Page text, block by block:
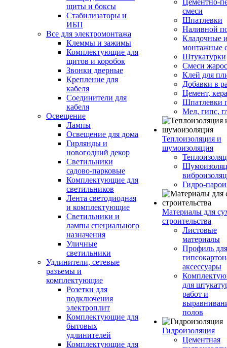
щиты и боксы
Стабилизаторы и
ИБП
Все для электромонтажа
Клеммы и зажимы
Комплектующие для
щитов и коробок
Звонки дверные
Крепление для
кабеля
Соединители для
кабеля
Освещение
Лампы
Освещение для дома
Гирлянды и
новогодний декор
Светильники
садово-парковые
Комплектующие для
светильников
Лента светодиодная
и комплектующие
Светильники и
лампы специального
назначения
Уличные
светильники
Удлинители, сетевые
разъемы и
комплектующие
Розетки для
подключения
электроплит
Комплектующие для
бытовых
удлинителей
Комплектующие для
Цементно-
смеси
Шпатлевки
Наливной
Кладочные
монтажные
Штукатурки
Смеси
Клей для
Добавки в
Цемент,
Шпатлевки
Мел, гипс,
Теплоизоляция и
шумоизоляция
Гидро-
Материалы для
строительства
Листовые
материалы
Профиль для
аксессуары
для
работ и
полов
Гидроизоляция
Цементная